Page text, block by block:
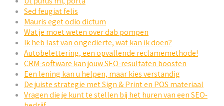
Sed feugiat felis
Mauris eget odio dictum
Wat je moet weten over dab pompen
Ik heb last van ongedierte, wat kan ik doen?
Autobelettering, een opvallende reclamemethode!
CRM-software kan jouw SEO-resultaten boosten
Een lening kan u helpen, maar kies verstandig
De juiste strategie met Sign & Print en POS materiaal
Vragen die je kunt te stellen bij het huren van een SEO-